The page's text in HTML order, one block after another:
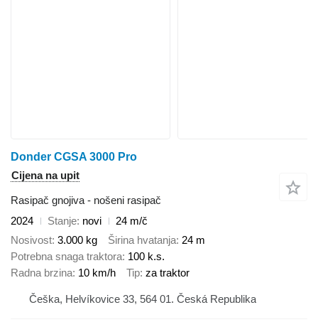
Donder CGSA 3000 Pro
Cijena na upit
Rasipač gnojiva - nošeni rasipač
2024
Stanje novi
24 m/č
Nosivost 3.000 kg Širina hvatanja 24 m
Potrebna snaga traktora 100 k.s.
Radna brzina 10 km/h Tip za traktor
Češka, Helvíkovice 33, 564 01. Česká Republika